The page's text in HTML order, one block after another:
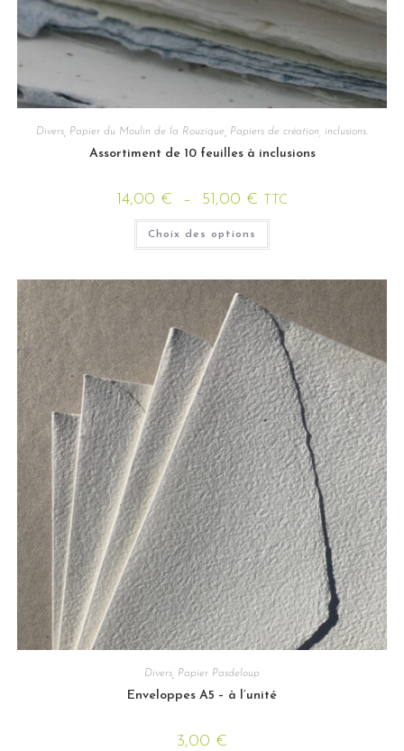
Divers Papier du Moulin de la Rouzique Papiers de création, inclusions.
Assortiment de 10 feuilles à inclusions
14,00 € – 51,00 € TTC
Choix des options
Divers Papier Pasdeloup
Enveloppes A5 – à l’unité
3,00 €